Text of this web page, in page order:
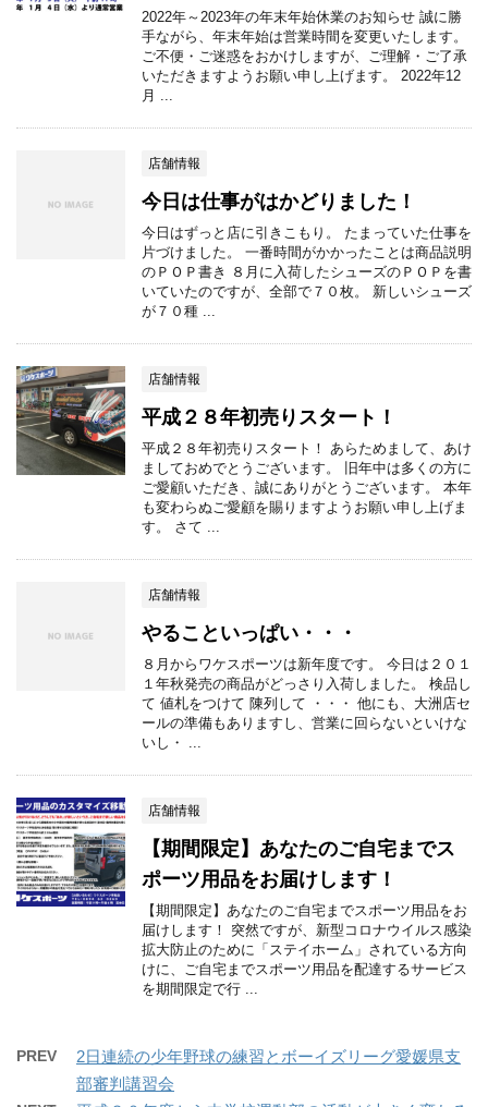
2022年～2023年の年末年始休業のお知らせ 誠に勝
手ながら、年末年始は営業時間を変更いたします。
ご不便・ご迷惑をおかけしますが、ご理解・ご了承
いただきますようお願い申し上げます。 2022年12
月 ...
店舗情報
今日は仕事がはかどりました！
今日はずっと店に引きこもり。 たまっていた仕事を
片づけました。 一番時間がかかったことは商品説明
のＰＯＰ書き ８月に入荷したシューズのＰＯＰを書
いていたのですが、全部で７０枚。 新しいシューズ
が７０種 ...
店舗情報
平成２８年初売りスタート！
平成２８年初売りスタート！ あらためまして、あけ
ましておめでとうございます。 旧年中は多くの方に
ご愛顧いただき、誠にありがとうございます。 本年
も変わらぬご愛顧を賜りますようお願い申し上げま
す。 さて ...
店舗情報
やることいっぱい・・・
８月からワケスポーツは新年度です。 今日は２０１
１年秋発売の商品がどっさり入荷しました。 検品し
て 値札をつけて 陳列して ・・・ 他にも、大洲店セ
ールの準備もありますし、営業に回らないといけな
いし・ ...
店舗情報
【期間限定】あなたのご自宅までス
ポーツ用品をお届けします！
【期間限定】あなたのご自宅までスポーツ用品をお
届けします！ 突然ですが、新型コロナウイルス感染
拡大防止のために「ステイホーム」されている方向
けに、ご自宅までスポーツ用品を配達するサービス
を期間限定で行 ...
PREV
2日連続の少年野球の練習とボーイズリーグ愛媛県支
部審判講習会